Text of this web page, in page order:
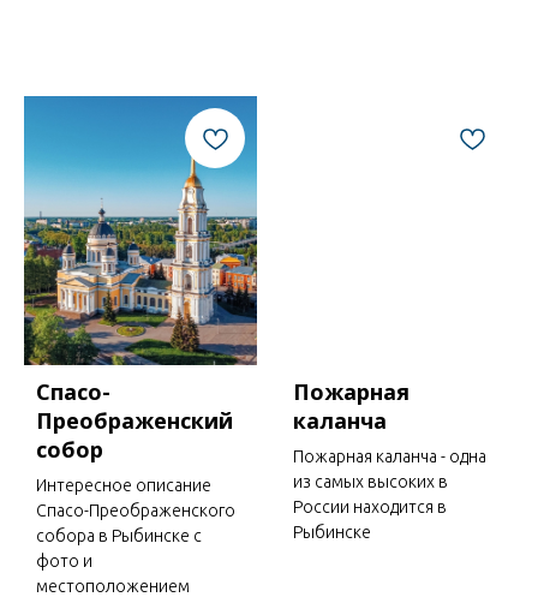
Спасо-
Преображенский
собор
Интересное описание
Спасо-Преображенского
собора в Рыбинске с
фото и
местоположением
Пожарная
каланча
Пожарная каланча - одна
из самых высоких в
России находится в
Рыбинске